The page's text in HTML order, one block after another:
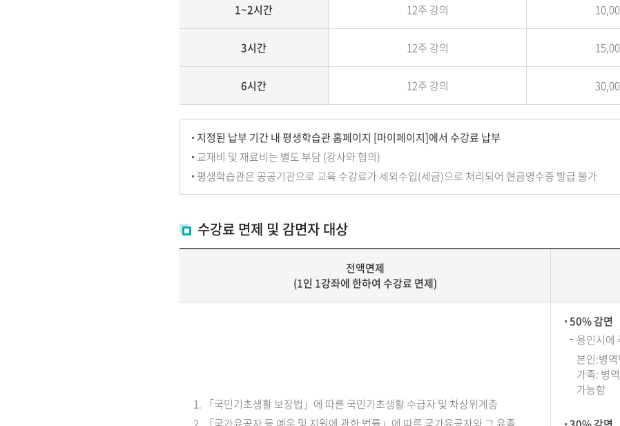
1~2시간 12주 강의
3시간 12주 강의
6시간 12주 강의
지정된 납부 기간 내 평생학습관 홈페이지 [마이페이지]에서 수강료 납부
교재비 및 재료비는 별도 부담 (강사와 협의)
평생학습관은 공공기관으로 교육 수강료가 세외수입(세금)으로 처리되어 현금영수증 발급 불가
수강료 면제 및 감면자 대상
전액면제
(1인 1강좌에 한하여 수강료 면제)
「국민기초생활 보장법」에 따른 국민기초생활 수급자 및 차상위계층
50% 감면
용인시에
본인:병
가족: 병
가능함